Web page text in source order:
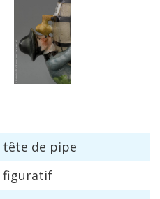
tête de pipe
figuratif